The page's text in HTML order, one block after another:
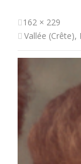
162 × 229
Vallée (Crête),